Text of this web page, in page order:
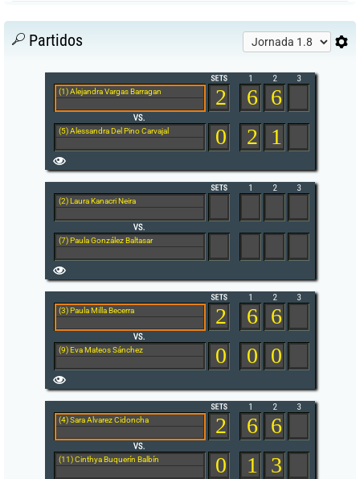
Partidos
(1) Alejandra Vargas Barragan
(5) Alessandra Del Pino Carvajal
2
0
6 6
2
1
(2) Laura Kanacri Neira
(7) Paula González Baltasar
(3) Paula Milla Becerra
(9) Eva Mateos Sánchez
2
0
6 6
0 0
(4) Sara Alvarez Cidoncha
(11) Cinthya Buquerín Balbín
2
0
6 6
1
3